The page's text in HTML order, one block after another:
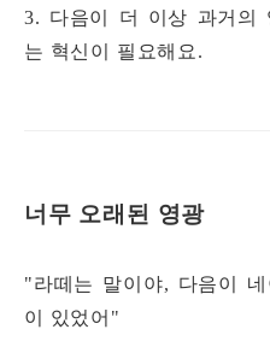
3. 다음이 더 이상 과거의
는 혁신이 필요해요.
너무 오래된 영광
"라떼는 말이야, 다음이
이 있었어"